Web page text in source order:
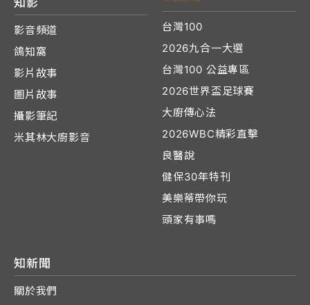
知影
影音頻道
鴿知窩
影片故事
圖片故事
攝影筆記
米其林大廚影音
台灣100
2026九合一大選
台灣100 公益專區
2026世界盃足球賽
大廚傳心法
2026WBC精彩直擊
良醫說
健保30年特刊
美樂蒂帶你玩
頭家有事嗎
知新聞
關於我們